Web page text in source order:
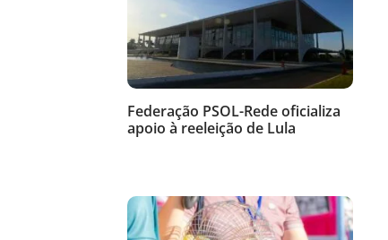
Federação PSOL-Rede oficializa
apoio à reeleição de Lula